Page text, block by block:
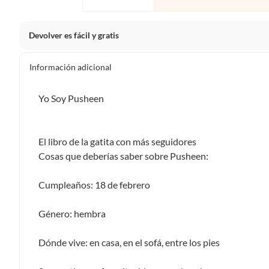
Devolver es fácil y gratis
clientes cuentas con garantías y derechos que puedes
De conformidad con lo establecido en el artículo 47 de la
esto es, en su caja original, con los sellos y sin uso.
ciertas categorías no se pueden devolver si cambias de opinión:
personal, alimentos, bebidas, suplementos, medicamentos,
Para conocer más sobre el derecho de retracto y nuestra
Información adicional
Yo Soy Pusheen
El libro de la gatita con más seguidores
Cosas que deberías saber sobre Pusheen:
Cumpleaños: 18 de febrero
Género: hembra
Dónde vive: en casa, en el sofá, entre los pies